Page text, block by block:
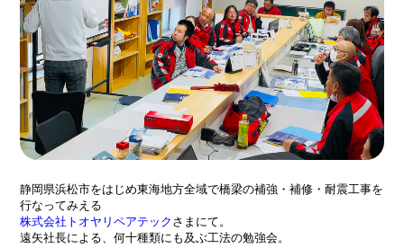
静岡県浜松市をはじめ東海地方全域で橋梁の補強・補修・耐震工事を
行なってみえる
株式会社トオヤリペアテックさまにて。
遠矢社長による、何十種類にも及ぶ工法の勉強会。